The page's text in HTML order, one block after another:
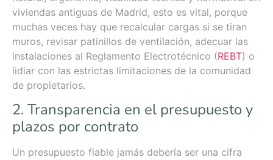
viviendas antiguas de Madrid, esto es vital, porque
muchas veces hay que recalcular cargas si se tiran
muros, revisar patinillos de ventilación, adecuar las
instalaciones al Reglamento Electrotécnico (REBT) o
lidiar con las estrictas limitaciones de la comunidad
de propietarios.
2. Transparencia en el presupuesto y
plazos por contrato
Un presupuesto fiable jamás debería ser una cifra